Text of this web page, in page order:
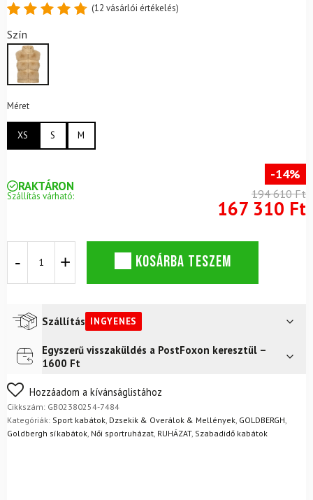
4.83
5-ből,
értékelés
alapján
(12 vásárlói értékelés)
Szín
Méret
XS S M
RAKTÁRON
Szállítás várható:
-14%
194 610 Ft
167 310 Ft
Sikkes
Mellény
mennyiség
KOSÁRBA TESZEM
Szállítás INGYENES
Futár a címreIngyenes
FoxPost
Egyszerű visszaküldés a PostFoxon keresztül –
1600 Ft
Nem biztos a választásában? Semmi gond – a terméket
egyszerűen visszaküldheti 14 napon belül, indoklás nélkül.
Mik a visszaküldés feltételei?
Hozzáadom a kívánságlistához
Cikkszám: GB02380254-7484
Kategóriák: Sport kabátok Dzsekik & Overálok & Mellények GOLDBERGH
Goldbergh síkabátok Női sportruházat RUHÁZAT, Szabadidő kabátok